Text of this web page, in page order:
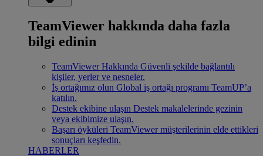
TeamViewer hakkında daha fazla
bilgi edinin
TeamViewer Hakkında Güvenli şekilde bağlantılı
kişiler, yerler ve nesneler.
İş ortağımız olun Global iş ortağı programı TeamUP’a
katılın.
Destek ekibine ulaşın Destek makalelerinde gezinin
veya ekibimize ulaşın.
Başarı öyküleri TeamViewer müşterilerinin elde ettikleri
sonuçları keşfedin.
HABERLER